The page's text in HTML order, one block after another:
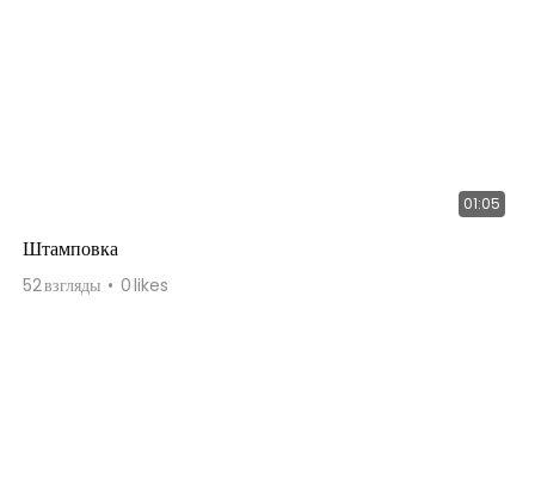
01:05
Штамповка
52взгляды 0likes